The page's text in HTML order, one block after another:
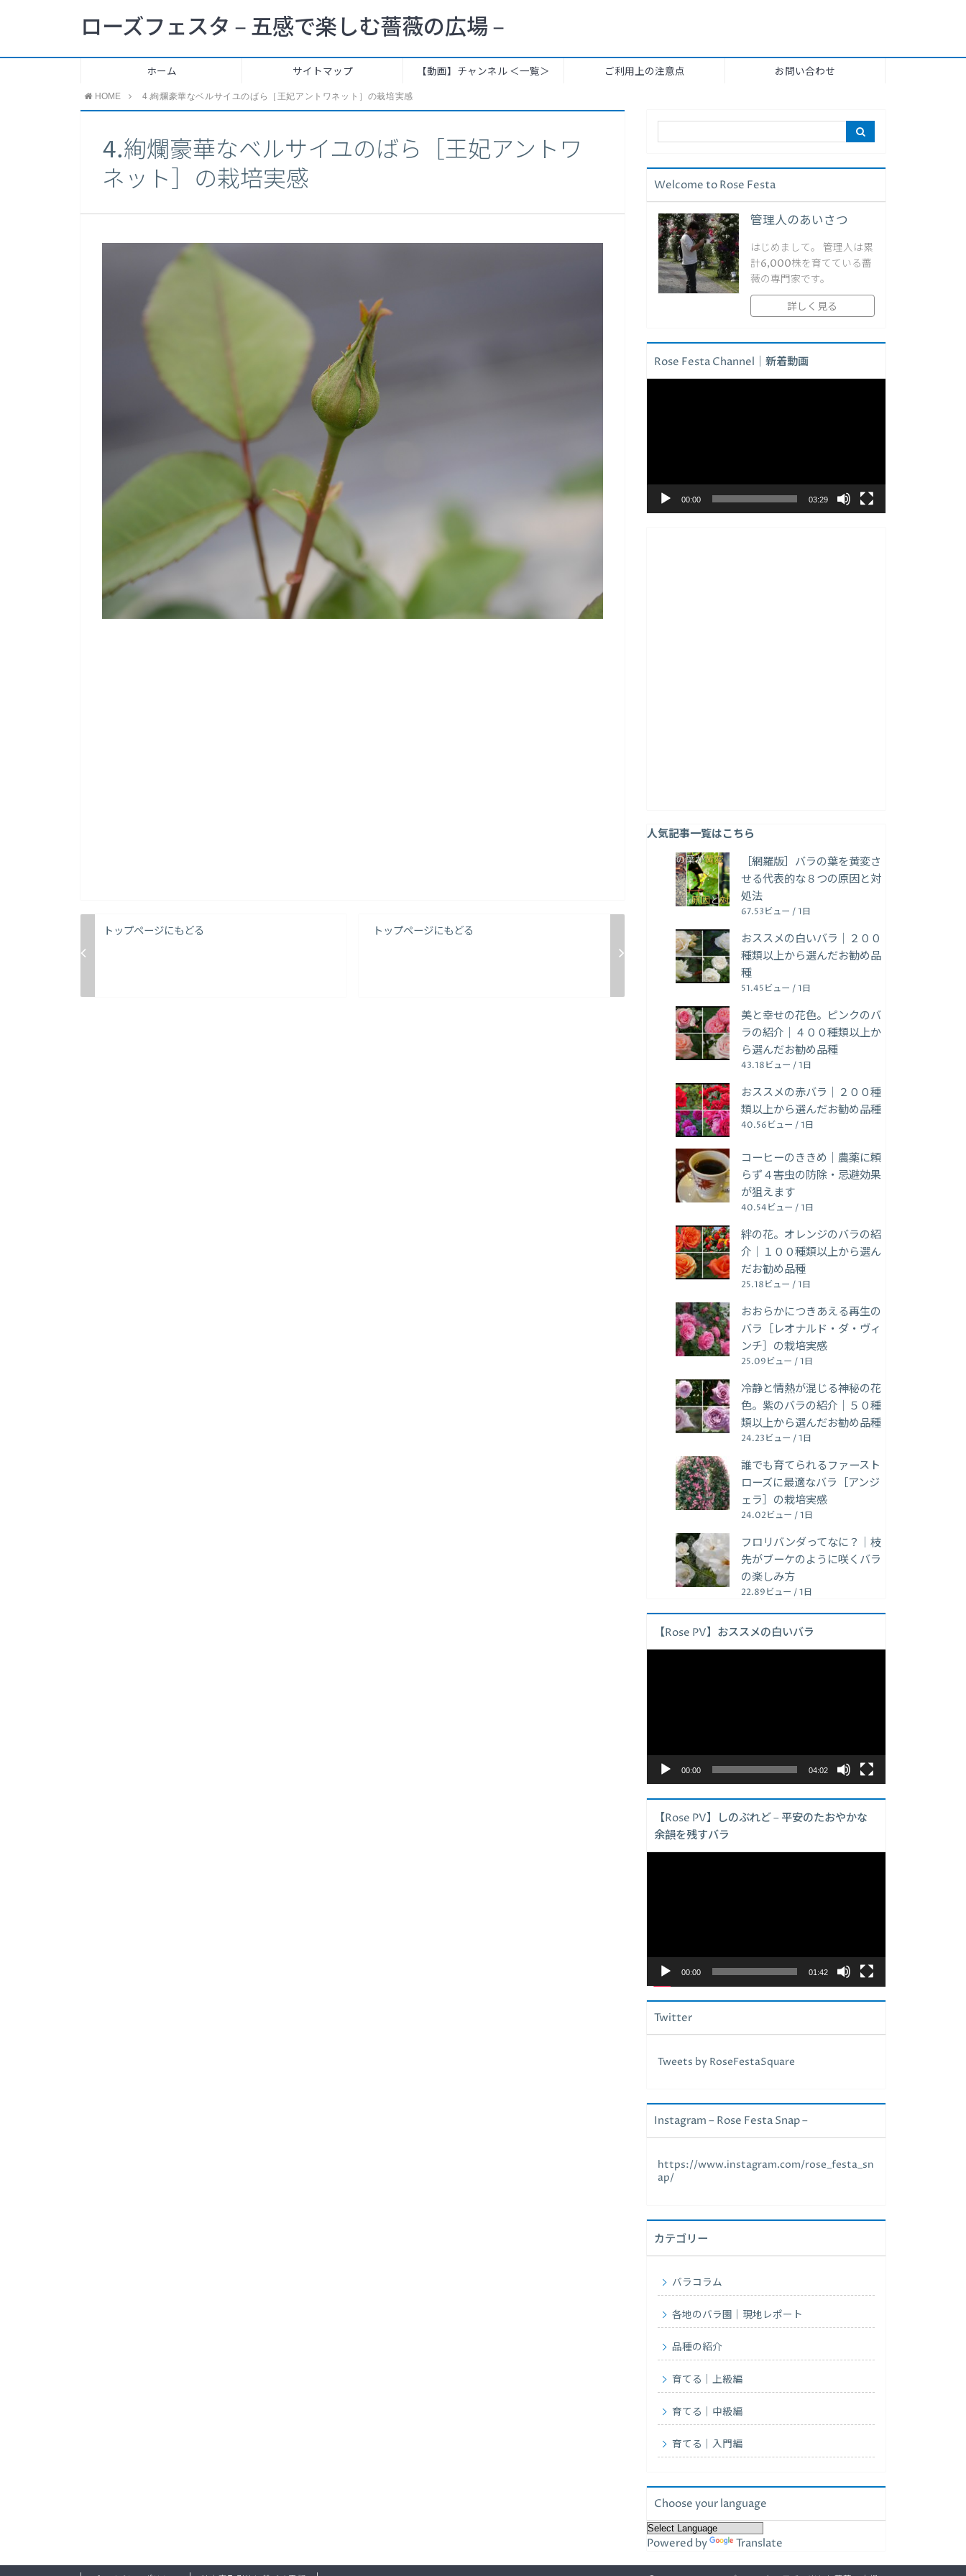
ローズフェスタ – 五感で楽しむ薔薇の広場 –
ホーム サイトマップ 【動画】チャンネル ＜一覧＞ ご利用上の注意点 お問い合わせ
HOME 4.絢爛豪華なベルサイユのばら［王妃アントワネット］の栽培実感
4.絢爛豪華なベルサイユのばら［王妃アントワ
ネット］の栽培実感
トップページにもどる トップページにもどる
Welcome to Rose Festa
管理人のあいさつ
はじめまして。 管理人は累
計6,000株を育てている薔
薇の専門家です。
詳しく見る
Rose Festa Channel｜新着動画
00:00 03:29
人気記事一覧はこちら
［網羅版］バラの葉を黄変さ
せる代表的な８つの原因と対
処法
67.53ビュー / 1日
おススメの白いバラ｜２００
種類以上から選んだお勧め品
種
51.45ビュー / 1日
美と幸せの花色。ピンクのバ
ラの紹介｜４００種類以上か
ら選んだお勧め品種
43.18ビュー / 1日
おススメの赤バラ｜２００種
類以上から選んだお勧め品種
40.56ビュー / 1日
コーヒーのききめ｜農薬に頼
らず４害虫の防除・忌避効果
が狙えます
40.54ビュー / 1日
絆の花。オレンジのバラの紹
介｜１００種類以上から選ん
だお勧め品種
25.18ビュー / 1日
おおらかにつきあえる再生の
バラ［レオナルド・ダ・ヴィ
ンチ］の栽培実感
25.09ビュー / 1日
冷静と情熱が混じる神秘の花
色。紫のバラの紹介｜５０種
類以上から選んだお勧め品種
24.23ビュー / 1日
誰でも育てられるファースト
ローズに最適なバラ［アンジ
ェラ］の栽培実感
24.02ビュー / 1日
フロリバンダってなに？｜枝
先がブーケのように咲くバラ
の楽しみ方
22.89ビュー / 1日
【Rose PV】おススメの白いバラ
00:00 04:02
【Rose PV】しのぶれど – 平安のたおやかな
余韻を残すバラ
00:00 01:42
Twitter
Tweets by RoseFestaSquare
Instagram – Rose Festa Snap –
https://www.instagram.com/rose_festa_sn
ap/
カテゴリー
バラコラム
各地のバラ園｜現地レポート
品種の紹介
育てる｜上級編
育てる｜中級編
育てる｜入門編
Choose your language
Powered by Translate